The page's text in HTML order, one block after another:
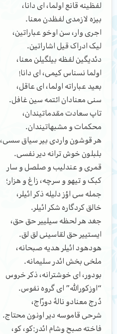
لفظینه قانع اولما، ای دانا،
بیزه لازمدی لفظدن معنا.
اجری وار، سن اوخو عباراتین،
لیک ادراک قیل اشاراتین.
دئدیگین لفظه بیلگیلن معنا،
اولما نسناس کیمی، ای دانا!
بعید عباراته اولما، ای عاقل،
سنی معنادان ائتمه سین غافل.
تاپ سعادت مقدماتیندان،
محکمات و مشبهاتیندان.
هر قوشون واردی بیر سیاق سسی،
بلبلون خوش ترانه دیر نفسی.
قمری و عندلیب و صلصل و سار
کبک و تیهو و سرچه، زاغ و هزار؛
جمله سی اؤز دلیله ذکر ائیلر،
خالق کردگاره شکر ائیلر.
جغد هر لحظه سیلییر حق حق،
ایستییر حق لقاسینی لق لق.
هودهود ائیلر هدیه صبحانه،
ملخی بخش ائدر سلیمانه.
بودور، ای خوشترانه، ذکر خروس
“اوزکورالله” ای گروه نفوس.
دُرج معنادو نالۀ دورّاج،
شرحی قاموسه دیر اونون محتاج.
فاخته صبح وشام ائدر:کو، کو،